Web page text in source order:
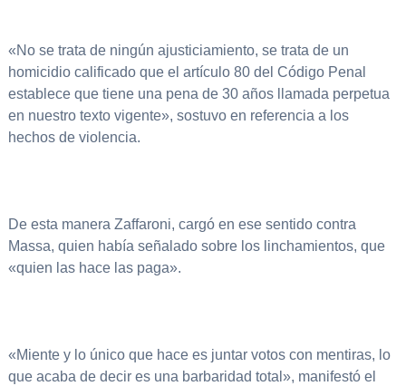
«No se trata de ningún ajusticiamiento, se trata de un
homicidio calificado que el artículo 80 del Código Penal
establece que tiene una pena de 30 años llamada perpetua
en nuestro texto vigente», sostuvo en referencia a los
hechos de violencia.
De esta manera Zaffaroni, cargó en ese sentido contra
Massa, quien había señalado sobre los linchamientos, que
«quien las hace las paga».
«Miente y lo único que hace es juntar votos con mentiras, lo
que acaba de decir es una barbaridad total», manifestó el